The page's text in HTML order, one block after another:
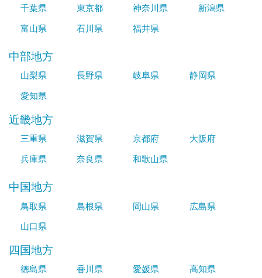
千葉県
東京都 神奈川県
新潟県
富山県
石川県 福井県
中部地方
山梨県 長野県 岐阜県
静岡県
愛知県
近畿地方
三重県 滋賀県 京都府
大阪府
兵庫県
奈良県 和歌山県
中国地方
鳥取県 島根県 岡山県
広島県
山口県
四国地方
徳島県 香川県 愛媛県 高知県